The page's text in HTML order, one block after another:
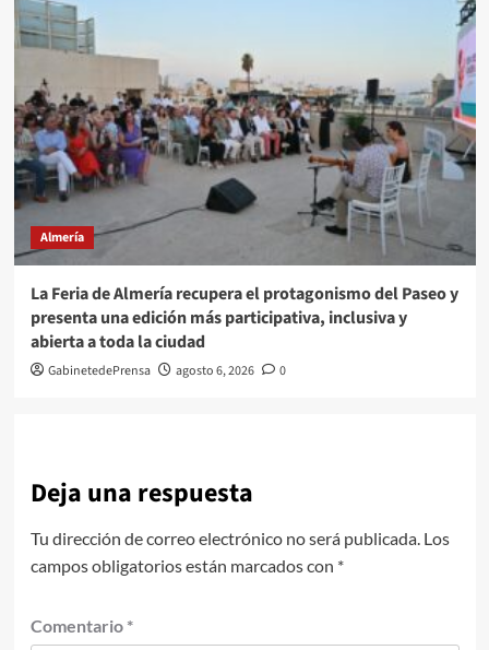
Almería
La Feria de Almería recupera el protagonismo del Paseo y
presenta una edición más participativa, inclusiva y
abierta a toda la ciudad
GabinetedePrensa agosto 6, 2026 0
Deja una respuesta
Tu dirección de correo electrónico no será publicada. Los
campos obligatorios están marcados con *
Comentario *